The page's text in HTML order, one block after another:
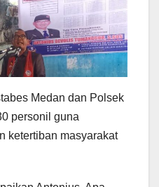
Medan dan Polsek
personil guna
ketertiban masyarakat